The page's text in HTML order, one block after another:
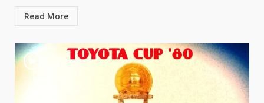
Read More